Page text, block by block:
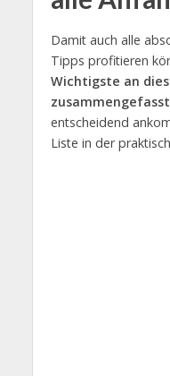
Damit auch alle
Tipps profitieren
Wichtigste an
entscheidend
Liste in der